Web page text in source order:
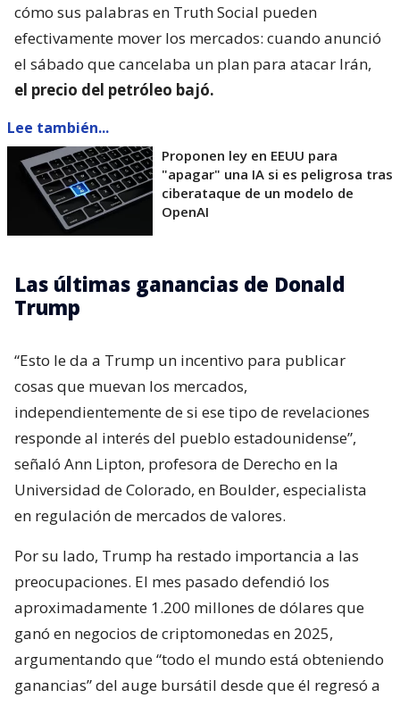
cómo sus palabras en Truth Social pueden
efectivamente mover los mercados: cuando anunció
el sábado que cancelaba un plan para atacar Irán,
el precio del petróleo bajó.
Lee también...
Proponen ley en EEUU para
"apagar" una IA si es peligrosa tras
ciberataque de un modelo de
OpenAI
Las últimas ganancias de Donald
Trump
“Esto le da a Trump un incentivo para publicar
cosas que muevan los mercados,
independientemente de si ese tipo de revelaciones
responde al interés del pueblo estadounidense”,
señaló Ann Lipton, profesora de Derecho en la
Universidad de Colorado, en Boulder, especialista
en regulación de mercados de valores.
Por su lado, Trump ha restado importancia a las
preocupaciones. El mes pasado defendió los
aproximadamente 1.200 millones de dólares que
ganó en negocios de criptomonedas en 2025,
argumentando que “todo el mundo está obteniendo
ganancias” del auge bursátil desde que él regresó a